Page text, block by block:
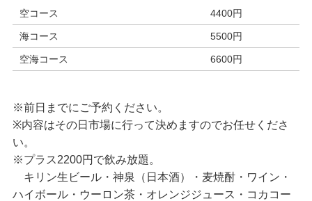
空コース 4400円
海コース 5500円
空海コース 6600円
※前日までにご予約ください。
※内容はその日市場に行って決めますのでお任せくださ
い。
※プラス2200円で飲み放題。
キリン生ビール・神泉（日本酒）・麦焼酎・ワイン・
ハイボール・ウーロン茶・オレンジジュース・コカコー